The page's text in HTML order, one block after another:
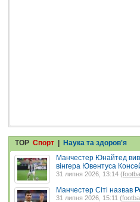
TOP Спорт
Наука та здоров'я
Манчестер Юнайтед
вінгера Ювентуса
31 липня 2026, 13:14 (
Манчестер Сіті назвав
31 липня 2026, 15:11 (